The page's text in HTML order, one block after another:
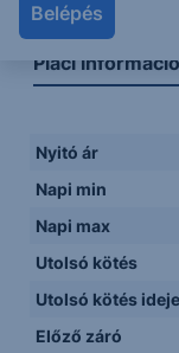
Belépés
Piaci
Nyitó ár
Napi min
Napi max
Utolsó kötés
Utolsó kötés ideje
Előző záró